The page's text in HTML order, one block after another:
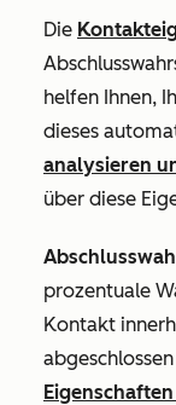
Die
helfen Ihnen,
dieses
analysieren
über diese
prozentuale
Kontakt